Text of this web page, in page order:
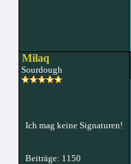
Milaq
Sourdough
Ich mag keine Signaturen!
Beiträge: 1150